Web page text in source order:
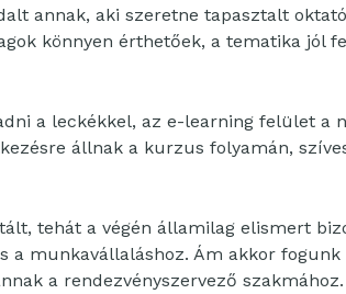
annak, aki szeretne tapasztalt
könnyen érthetőek, a tematika jól
a leckékkel, az e-learning felület a
állnak a kurzus folyamán,
tehát a végén államilag elismert
a munkavállaláshoz. Ám akkor fogunk
a rendezvényszervező